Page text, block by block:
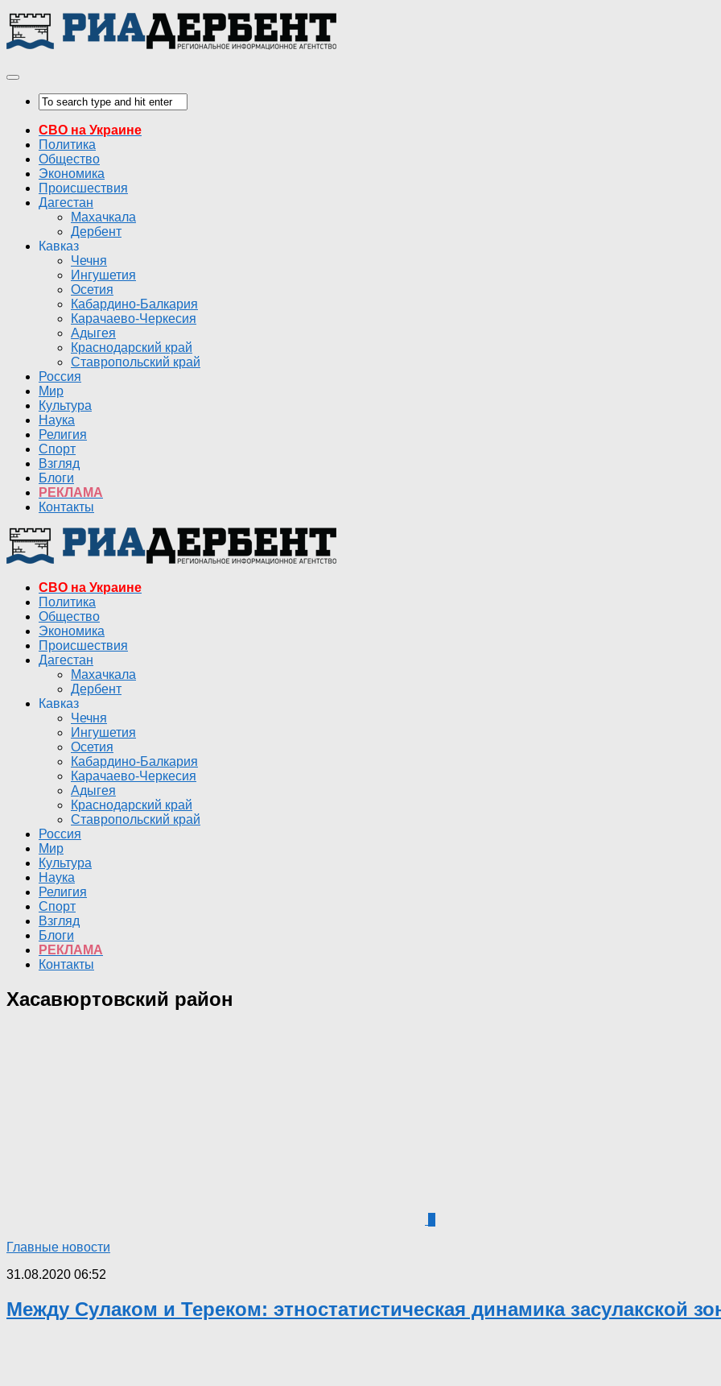
СВО на Украине
Политика
Общество
Экономика
Происшествия
Дагестан
Махачкала
Дербент
Кавказ
Чечня
Ингушетия
Осетия
Кабардино-Балкария
Карачаево-Черкесия
Адыгея
Краснодарский край
Ставропольский край
Россия
Мир
Культура
Наука
Религия
Спорт
Взгляд
Блоги
РЕКЛАМА
Контакты
СВО на Украине
Политика
Общество
Экономика
Происшествия
Дагестан
Махачкала
Дербент
Кавказ
Чечня
Ингушетия
Осетия
Кабардино-Балкария
Карачаево-Черкесия
Адыгея
Краснодарский край
Ставропольский край
Россия
Мир
Культура
Наука
Религия
Спорт
Взгляд
Блоги
РЕКЛАМА
Контакты
Хасавюртовский район
Главные новости
31.08.2020 06:52
Между Сулаком и Тереком: этностатистическая динамика засулакской